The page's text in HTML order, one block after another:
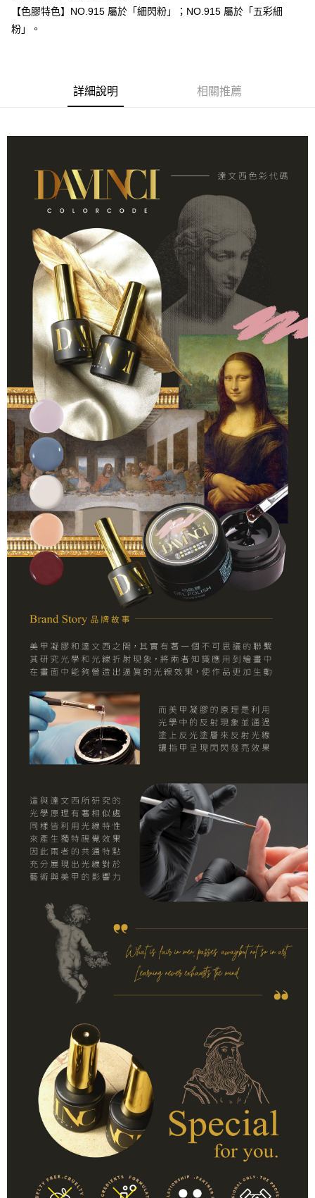
台新國際商業銀行
中國信託商業銀行
台灣樂天信用卡公司
元大商業銀行
永豐商業銀行
悠遊付
AFTEE先享後付
AFTEE先享後付是「在收到商品之後才付款」的支付方式。 讓您購物簡單
２．便利：只要手機號碼，簡訊認證，即可結帳。
３．安心：先確認商品／服務後，再付款。
【「AFTEE先享後付」結帳流程】
１．於結帳方式選擇「AFTEE先享後付」後，將跳轉至「AFTEE先享後付」
結帳頁面，進行簡訊認證並確認金額後，即可完成結帳。
２．訂單成立數日內，您將收到繳費通知簡訊。
３．收到繳費通知簡訊後14天內，點擊此簡訊中的連結，可透過四大超商／
ATM／網路銀行／等多元方式進行付款，方視為交易完成。
※ 請注意：結帳手續完成當下不需立刻繳費，但若您需要取消訂單，請聯絡
購買商品的店家。未經商家同意取消之訂單仍視為有效，需透過AFTEE先享
後付繳納相關費用。
※ 交易是否成功請以「AFTEE先享後付 」之結帳頁面顯示為準，若有關於
是否繳費成功／繳費後需取消欲退款等相關疑問，請聯繫「AFTEE先享後付
客戶支援中心」
https://netprotections.freshdesk.com/support/home
【注意事項】
１．透過由恩沛科技股份有限公司提供之「AFTEE先享後付」服務完成之交
易，需依本服務之必要範圍內提供個人資料，並將交易相關給付款項請求債
權轉讓予恩沛科技股份有限公司。
２．關於個人資料處理事宜，請瀏覽以下網址：
https://aftee.tw/terms/#terms3
３．未成年的使用者請事先徵得法定代理人或監護人之同意方可使用
「AFTEE先享後付」，若未經同意申辦者引起之損失，本公司不負相關責
任。
４．使用「AFTEE先享後付」時，將依據個別帳號之用戶狀況，依本公司即
時審查核予不同之上限額度；若仍有額度不足之情形，本公司將視審查結果
請求用戶進行身份認證。
５．嚴禁一人註冊多個帳號或使用他人資訊註冊。若發現惡意使用之情形，
恩沛科技股份有限公司將有權停止該用戶之使用額度並採取法律行動。
ATM付款
運送方式
每筆NT$60，滿NT$499(含以上)免運費
7-11付款取貨
每筆NT$60，滿NT$699(含以上)免運費
每筆NT$100，滿NT$699(含以上)免運費
離島宅配
每筆NT$150，滿NT$3,500(含以上)免運費
宅配貨到付款
每筆NT$150，滿NT$3,500(含以上)免運費
海外宅配 查看運費
【色膠特色】NO.915 屬於「細閃粉」；NO.915 屬於「五彩細
粉」。
詳細說明 相關推薦